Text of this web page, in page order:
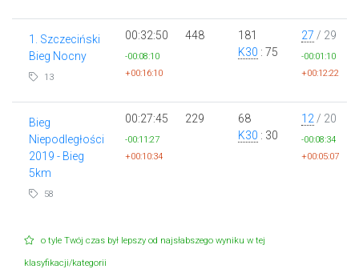
1. Szczeciński
Bieg Nocny
13
00:32:50
-00:08:10
+00:16:10
448
181
K30 : 75
27 / 29
-00:01:10
+00:12:22
Bieg
Niepodległości
2019 - Bieg
5km
58
00:27:45
-00:11:27
+00:10:34
229
68
K30 : 30
12 / 20
-00:08:34
+00:05:07
o tyle Twój czas był lepszy od najsłabszego wyniku w tej
klasyfikacji/kategorii